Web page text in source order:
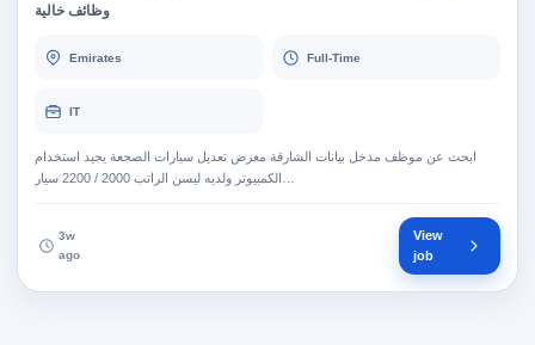
وظائف خالية
Emirates Full-Time
IT
ابحث عن موظف مدخل بيانات الشارقة معرض تعديل سيارات الصجعة يجيد استخدام
3w
ago
View
job